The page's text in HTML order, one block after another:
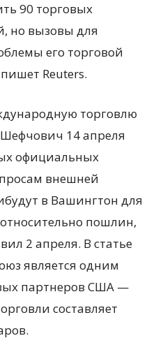
90 торговых
но вызовы для
его торговой
Reuters.
торговлю
14 апреля
официальных
внешней
в Вашингтон для
пошлин,
2 апреля. В статье
является одним
партнеров США —
составляет